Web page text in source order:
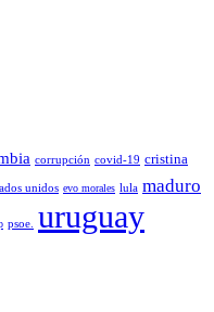
corrupción covid-19 cristina
unidos evo morales lula maduro
psoe. uruguay